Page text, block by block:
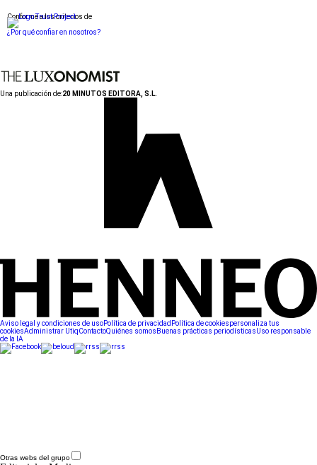
Conforme a los criterios de
¿Por qué confiar en nosotros?
Una publicación de:20 MINUTOS EDITORA, S.L.
Aviso legal y condiciones de usoPolítica de privacidad Política de cookiespersonaliza tus
cookiesAdministrar UtiqContactoQuiénes somos Buenas prácticas periodísticasUso responsable
de la IA
Otras webs del grupo